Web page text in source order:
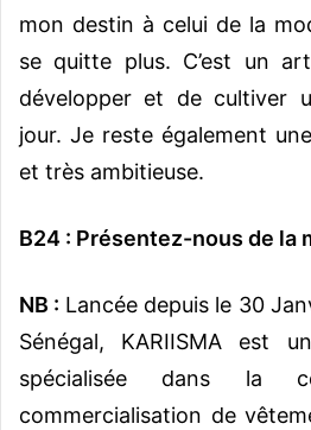
mon destin à celui de la
se quitte plus. C’est un
développer et de cultiver
jour. Je reste également
et très ambitieuse.
B24 : Présentez-nous de la
NB : Lancée depuis le 30
Sénégal, KARIISMA est
spécialisée dans la
commercialisation de